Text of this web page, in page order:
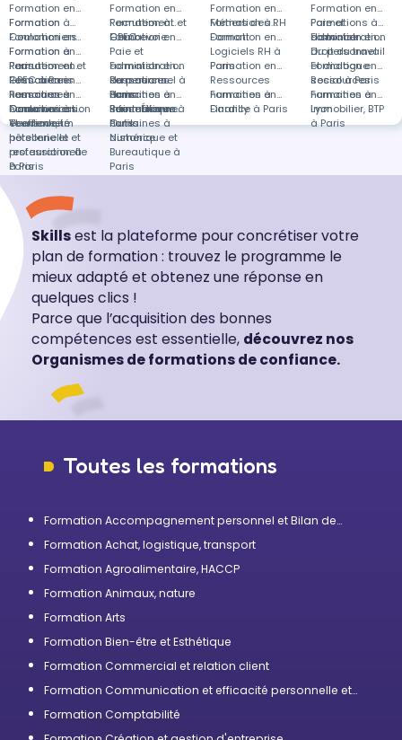
Formation en
Formation
Formation en
Recrutement et
GPEC
Formation en
Métiers des RH
Formation en
Paie et
administration
du personnel
Formation à
Coulommiers
Formation à
Courbevoie
Formation à
Domont
Formations à
distance
Formation en
Formation à
Paris
Formation en
Paie et
administration
du personnel à
Paris
Formation en
Logiciels RH à
Paris
Formation en
Droit du travail
et dialogue
social à Paris
Formation en
Recrutement et
GPEC à Paris
Formation en
Ressources
humaines à
Coulommiers
Formation en
Ressources
humaines à
Saint-Étienne
Formation en
Ressources
humaines à
Dardilly
Formation en
Ressources
humaines à
Lyon
Formation en
Ressources
humaines à
Vendenheim
Formations
dans
Ressources
humaines à
distance
Formation en
Communication
et efficacité
personnelle et
professionnelle
à Paris
Formation en
Informatique à
Paris
Formation en
Finance à Paris
Formation en
Immobilier, BTP
à Paris
Formation en
Tourisme,
hôtellerie et
restauration à
Paris
Formation en
Outils
Numérique et
Bureautique à
Paris
Skillsest la plateforme pour concrétiser votre
plan de formation : trouvez le programme le
mieux adapté et obtenez une réponse en
quelques clics !
Parce que l’acquisition des bonnes
compétences est essentielle, découvrez nos
Organismes de formations de confiance.
Toutes les formations
Formation Accompagnement personnel et Bilan de
Formation Achat, logistique, transport
Formation Agroalimentaire, HACCP
Formation Animaux, nature
Formation Arts
Formation Bien-être et Esthétique
Formation Commercial et relation client
Formation Communication et efficacité personnelle et
Formation Comptabilité